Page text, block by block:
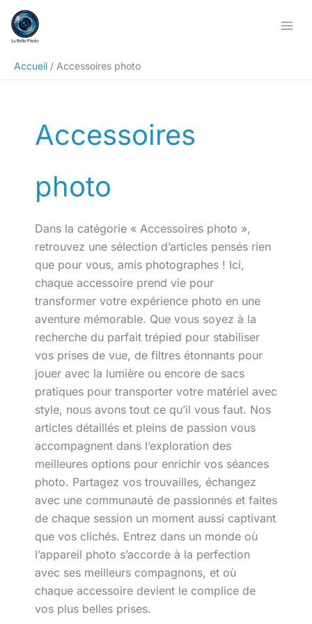
contenu
Accueil
Accessoires photo
Accessoires
photo
Dans la catégorie « Accessoires photo »,
retrouvez une sélection d’articles pensés rien
que pour vous, amis photographes ! Ici,
chaque accessoire prend vie pour
transformer votre expérience photo en une
aventure mémorable. Que vous soyez à la
recherche du parfait trépied pour stabiliser
vos prises de vue, de filtres étonnants pour
jouer avec la lumière ou encore de sacs
pratiques pour transporter votre matériel avec
style, nous avons tout ce qu’il vous faut. Nos
articles détaillés et pleins de passion vous
accompagnent dans l’exploration des
meilleures options pour enrichir vos séances
photo. Partagez vos trouvailles, échangez
avec une communauté de passionnés et faites
de chaque session un moment aussi captivant
que vos clichés. Entrez dans un monde où
l’appareil photo s’accorde à la perfection
avec ses meilleurs compagnons, et où
chaque accessoire devient le complice de
vos plus belles prises.
Rechercher